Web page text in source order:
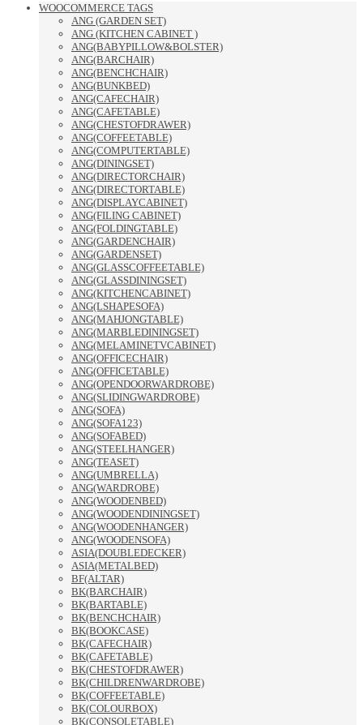
WOOCOMMERCE TAGS
ANG (GARDEN SET)
ANG (KITCHEN CABINET )
ANG(BABYPILLOW&BOLSTER)
ANG(BARCHAIR)
ANG(BENCHCHAIR)
ANG(BUNKBED)
ANG(CAFECHAIR)
ANG(CAFETABLE)
ANG(CHESTOFDRAWER)
ANG(COFFEETABLE)
ANG(COMPUTERTABLE)
ANG(DININGSET)
ANG(DIRECTORCHAIR)
ANG(DIRECTORTABLE)
ANG(DISPLAYCABINET)
ANG(FILING CABINET)
ANG(FOLDINGTABLE)
ANG(GARDENCHAIR)
ANG(GARDENSET)
ANG(GLASSCOFFEETABLE)
ANG(GLASSDININGSET)
ANG(KITCHENCABINET)
ANG(LSHAPESOFA)
ANG(MAHJONGTABLE)
ANG(MARBLEDININGSET)
ANG(MELAMINETVCABINET)
ANG(OFFICECHAIR)
ANG(OFFICETABLE)
ANG(OPENDOORWARDROBE)
ANG(SLIDINGWARDROBE)
ANG(SOFA)
ANG(SOFA123)
ANG(SOFABED)
ANG(STEELHANGER)
ANG(TEASET)
ANG(UMBRELLA)
ANG(WARDROBE)
ANG(WOODENBED)
ANG(WOODENDININGSET)
ANG(WOODENHANGER)
ANG(WOODENSOFA)
ASIA(DOUBLEDECKER)
ASIA(METALBED)
BF(ALTAR)
BK(BARCHAIR)
BK(BARTABLE)
BK(BENCHCHAIR)
BK(BOOKCASE)
BK(CAFECHAIR)
BK(CAFETABLE)
BK(CHESTOFDRAWER)
BK(CHILDRENWARDROBE)
BK(COFFEETABLE)
BK(COLOURBOX)
BK(CONSOLETABLE)